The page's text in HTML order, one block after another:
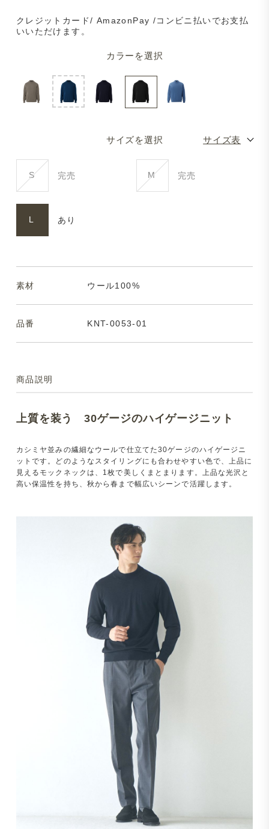
カラーを選択
サイズを選択 サイズ表
S 完売 M 完売
L あり
クレジットカード/ AmazonPay /コンビニ払いでお支払
いいただけます。
素材 ウール100%
品番 KNT-0053-01
商品説明
上質を装う 30ゲージのハイゲージニット
カシミヤ並みの繊細なウールで仕立てた30ゲージのハイゲージニ
ットです。どのようなスタイリングにも合わせやすい色で、上品に
見えるモックネックは、1枚で美しくまとまります。上品な光沢と
高い保温性を持ち、秋から春まで幅広いシーンで活躍します。